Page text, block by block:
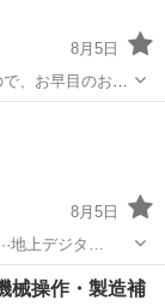
8月5日
営業時間10時～
8月5日
地上デジタ…
操作・製造補